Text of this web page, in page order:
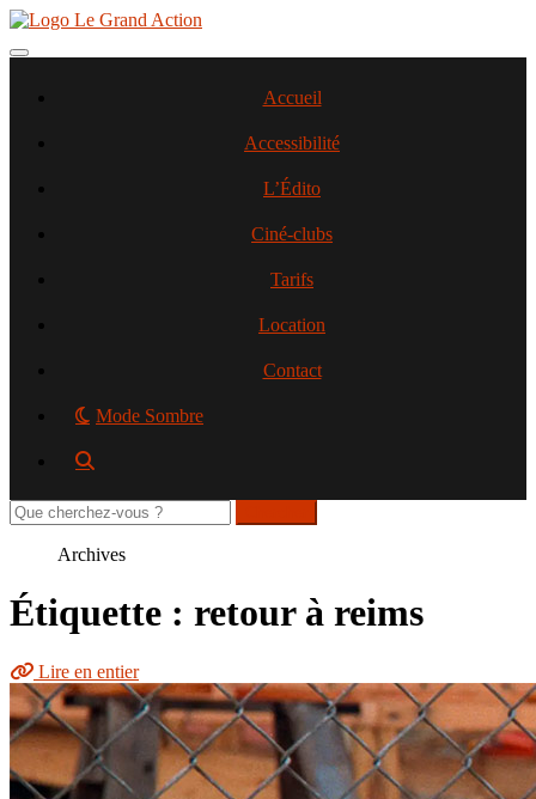
Aller
contenu
Toggle navigation
Accueil
Accessibilité
L’Édito
Ciné-clubs
Tarifs
Location
Contact
Mode Sombre
Rechercher
sur
Archives
Étiquette : retour à reims
Lire en entier